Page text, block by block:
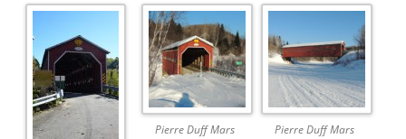
Pierre Duff Mars
Pierre Duff Mars